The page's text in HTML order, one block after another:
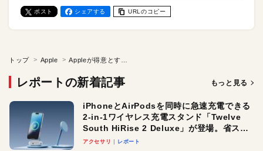
ポスト シェアする URLのコピー
トップ Apple Appleが得意とする「知財ミックス」。スタートアップが学ぶべき「知財戦略で未来を守る」という考え方
レポートの新着記事 もっと見る
iPhoneとAirPodsを同時に急速充電できる
2-in-1ワイヤレス充電スタンド「Twelve
South HiRise 2 Deluxe」が登場。省スペ
ースでおしゃれに充電したい人にオスス
アクセサリ レポート